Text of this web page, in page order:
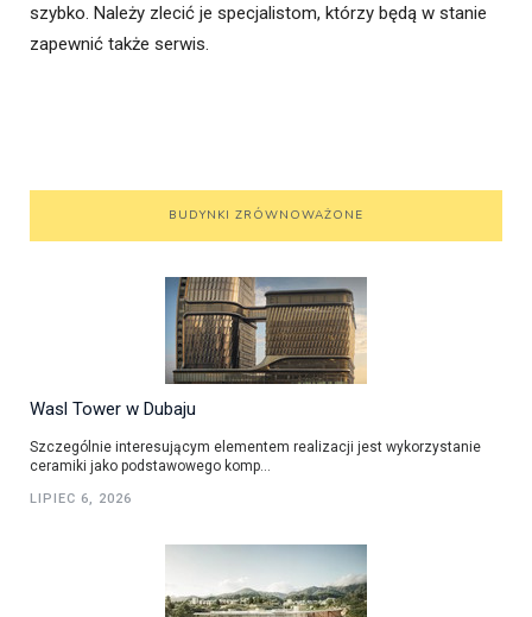
szybko. Należy zlecić je specjalistom, którzy będą w stanie
zapewnić także serwis.
BUDYNKI ZRÓWNOWAŻONE
Wasl Tower w Dubaju
Szczególnie interesującym elementem realizacji jest wykorzystanie
ceramiki jako podstawowego komp...
LIPIEC 6, 2026